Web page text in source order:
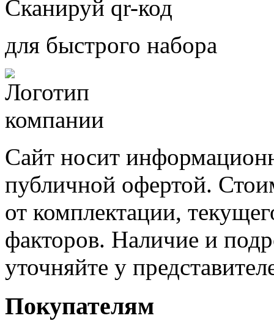
Сканируй qr-код
для быстрого набора
Сайт носит
публичной офертой.
от комплектации,
факторов. Наличие и
уточняйте у
Покупателям